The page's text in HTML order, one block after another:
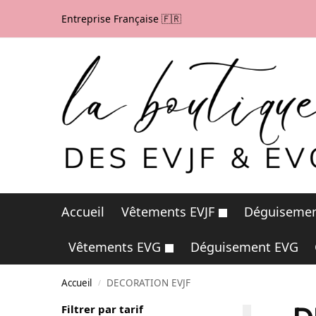
Entreprise Française 🇫🇷
Accueil Vêtements EVJF
Vêtements EVG Déguisement EVG
Accueil / DECORATION EVJF
Filtrer par tarif